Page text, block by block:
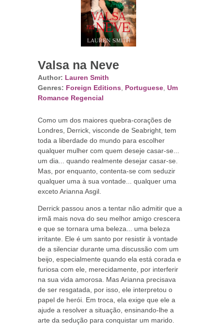
Valsa na Neve
Author: Lauren Smith
Genres: Foreign Editions, Portuguese, Um
Romance Regencial
Como um dos maiores quebra-corações de
Londres, Derrick, visconde de Seabright, tem
toda a liberdade do mundo para escolher
qualquer mulher com quem deseje casar-se...
um dia... quando realmente desejar casar-se.
Mas, por enquanto, contenta-se com seduzir
qualquer uma à sua vontade... qualquer uma
exceto Arianna Asgil.
Derrick passou anos a tentar não admitir que a
irmã mais nova do seu melhor amigo crescera
e que se tornara uma beleza... uma beleza
irritante. Ele é um santo por resistir à vontade
de a silenciar durante uma discussão com um
beijo, especialmente quando ela está corada e
furiosa com ele, merecidamente, por interferir
na sua vida amorosa. Mas Arianna precisava
de ser resgatada, por isso, ele interpretou o
papel de herói. Em troca, ela exige que ele a
ajude a resolver a situação, ensinando-lhe a
arte da sedução para conquistar um marido.